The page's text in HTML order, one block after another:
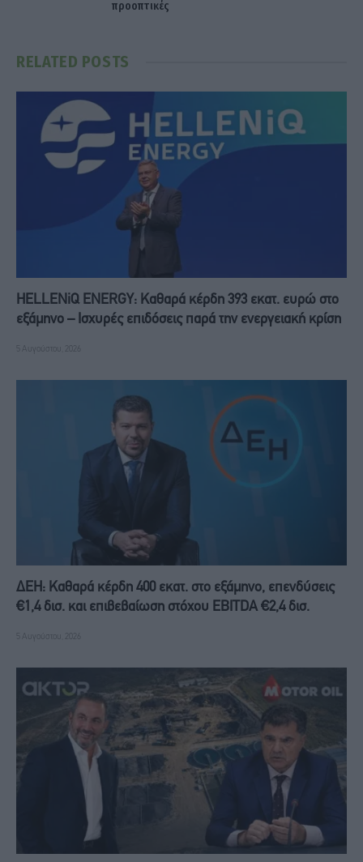
προοπτικές
RELATED POSTS
HELLENiQ ENERGY: Καθαρά κέρδη 393 εκατ. ευρώ στο
εξάμηνο – Ισχυρές επιδόσεις παρά την ενεργειακή κρίση
5 Αυγούστου, 2026
ΔΕΗ: Καθαρά κέρδη 400 εκατ. στο εξάμηνο, επενδύσεις
€1,4 δισ. και επιβεβαίωση στόχου EBITDA €2,4 δισ.
5 Αυγούστου, 2026